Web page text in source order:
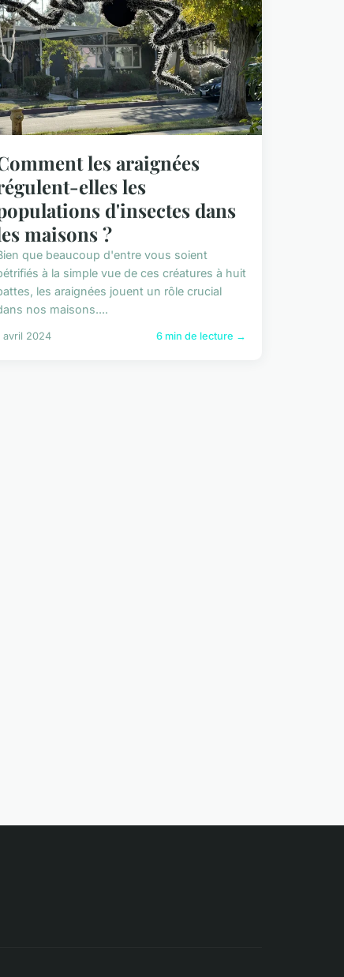
les araignées
elles les
d'insectes dans
maisons ?
que beaucoup d'entre vous soient
à la simple vue de ces créatures à huit
les araignées jouent un rôle crucial
nos maisons....
avril 2024 6 min de lecture →